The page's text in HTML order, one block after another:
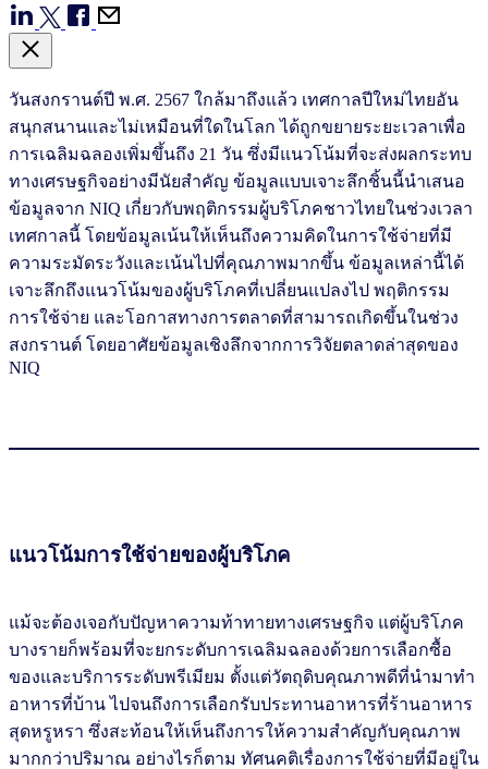
วันสงกรานต์ปี พ.ศ. 2567 ใกล้มาถึงแล้ว เทศกาลปีใหม่ไทยอัน
สนุกสนานและไม่เหมือนที่ใดในโลก ได้ถูกขยายระยะเวลาเพื่อ
การเฉลิมฉลองเพิ่มขึ้นถึง 21 วัน ซึ่งมีแนวโน้มที่จะส่งผลกระทบ
ทางเศรษฐกิจอย่างมีนัยสำคัญ ข้อมูลแบบเจาะลึกชิ้นนี้นำเสนอ
ข้อมูลจาก NIQ เกี่ยวกับพฤติกรรมผู้บริโภคชาวไทยในช่วงเวลา
เทศกาลนี้ โดยข้อมูลเน้นให้เห็นถึงความคิดในการใช้จ่ายที่มี
ความระมัดระวังและเน้นไปที่คุณภาพมากขึ้น ข้อมูลเหล่านี้ได้
เจาะลึกถึงแนวโน้มของผู้บริโภคที่เปลี่ยนแปลงไป พฤติกรรม
การใช้จ่าย และโอกาสทางการตลาดที่สามารถเกิดขึ้นในช่วง
สงกรานต์ โดยอาศัยข้อมูลเชิงลึกจากการวิจัยตลาดล่าสุดของ
NIQ
แนวโน้มการใช้จ่ายของผู้บริโภค
แม้จะต้องเจอกับปัญหาความท้าทายทางเศรษฐกิจ แต่ผู้บริโภค
บางรายก็พร้อมที่จะยกระดับการเฉลิมฉลองด้วยการเลือกซื้อ
ของและบริการระดับพรีเมียม ตั้งแต่วัตถุดิบคุณภาพดีที่นำมาทำ
อาหารที่บ้าน ไปจนถึงการเลือกรับประทานอาหารที่ร้านอาหาร
สุดหรูหรา ซึ่งสะท้อนให้เห็นถึงการให้ความสำคัญกับคุณภาพ
มากกว่าปริมาณ อย่างไรก็ตาม ทัศนคติเรื่องการใช้จ่ายที่มีอยู่ใน